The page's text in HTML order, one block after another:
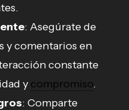
: Asegúrate de
y comentarios en
constante
y compromiso.
: Comparte